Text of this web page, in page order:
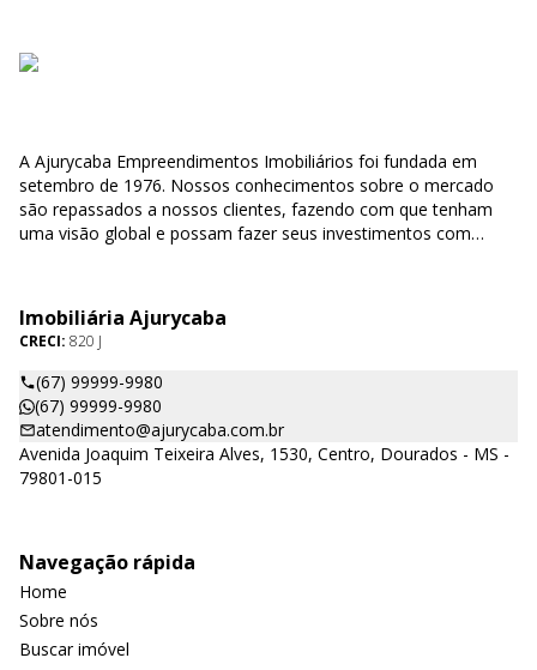
A Ajurycaba Empreendimentos Imobiliários foi fundada em
setembro de 1976. Nossos conhecimentos sobre o mercado
são repassados a nossos clientes, fazendo com que tenham
uma visão global e possam fazer seus investimentos com
Imobiliária Ajurycaba
CRECI: 820 J
(67) 99999-9980
(67) 99999-9980
atendimento@ajurycaba.com.br
Avenida Joaquim Teixeira Alves, 1530, Centro, Dourados - MS -
79801-015
Navegação rápida
Home
Sobre nós
Buscar imóvel